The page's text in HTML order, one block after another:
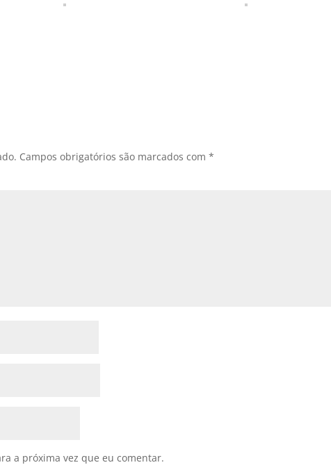
Campos obrigatórios são marcados com*
a próxima vez que eu comentar.